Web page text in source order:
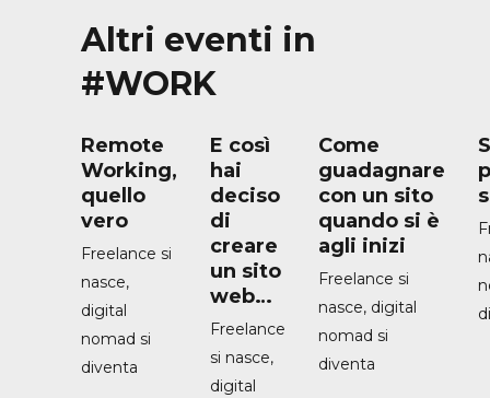
Altri eventi in
#WORK
Remote
Working,
quello
vero
Freelance si
nasce,
digital
nomad si
diventa
E così
hai
deciso
di
creare
un sito
web…
Freelance
si nasce,
digital
Come
guadagnare
con un sito
quando si è
agli inizi
Freelance si
nasce, digital
nomad si
diventa